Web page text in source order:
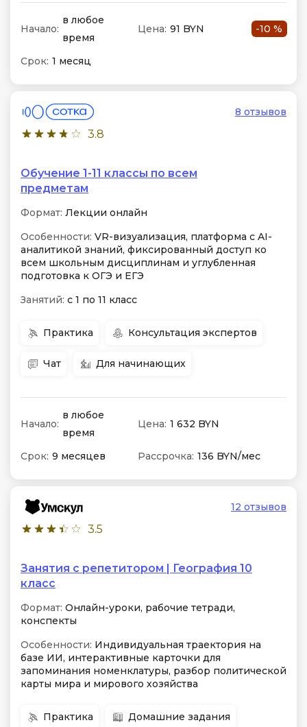
Начало:
в любое
время
Цена: 91 BYN -10 %
Срок: 1 месяц
3.8
8 отзывов
Обучение 1-11 классы по всем
предметам
Формат: Лекции онлайн
Особенности: VR-визуализация, платформа с AI-
аналитикой знаний, фиксированный доступ ко
всем школьным дисциплинам и углубленная
подготовка к ОГЭ и ЕГЭ
Занятий: с 1 по 11 класс
Практика Консультация экспертов
Чат Для начинающих
Начало:
в любое
время
Цена: 1 632 BYN
Срок: 9 месяцев Рассрочка: 136 BYN/мес
3.5
12 отзывов
Занятия с репетитором | География 10
класс
Формат: Онлайн-уроки, рабочие тетради,
конспекты
Особенности: Индивидуальная траектория на
базе ИИ, интерактивные карточки для
запоминания номенклатуры, разбор политической
карты мира и мирового хозяйства
Практика Домашние задания